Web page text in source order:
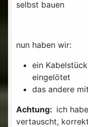
nun haben wir:
ein
eingelötet
das andere
Achtung: ich
vertauscht,